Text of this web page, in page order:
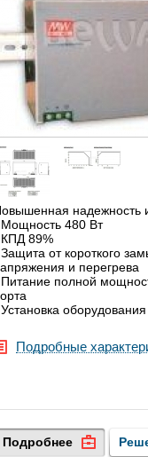
надежность
480 Вт
89%
от короткого
и перегрева
полной
оборудования
Подробные
Подробнее